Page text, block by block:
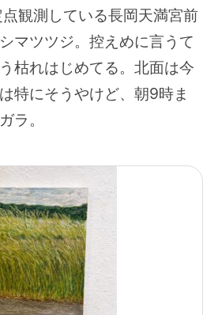
観測している長岡天満宮前
マツツジ。控えめに言うて
枯れはじめてる。北面は今
特にそうやけど、朝9時ま
ラ。